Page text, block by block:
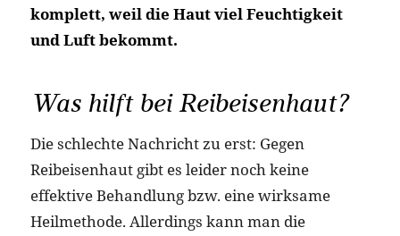
komplett, weil die Haut viel Feuchtigkeit
und Luft bekommt.
Was hilft bei Reibeisenhaut?
Die schlechte Nachricht zu erst: Gegen
Reibeisenhaut gibt es leider noch keine
effektive Behandlung bzw. eine wirksame
Heilmethode. Allerdings kann man die